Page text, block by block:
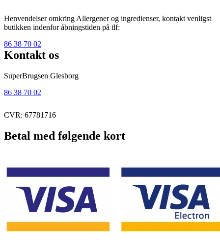
Henvendelser omkring Allergener og ingredienser, kontakt venligst
butikken indenfor åbningstiden på tlf:
86 38 70 02
Kontakt os
SuperBrugsen Glesborg
86 38 70 02
CVR: 67781716
Betal med følgende kort